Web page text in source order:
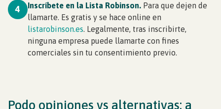
4 Inscríbete en la Lista Robinson. Para que dejen de
llamarte. Es gratis y se hace online en
listarobinson.es. Legalmente, tras inscribirte,
ninguna empresa puede llamarte con fines
comerciales sin tu consentimiento previo.
Podo opiniones vs alternativas: a